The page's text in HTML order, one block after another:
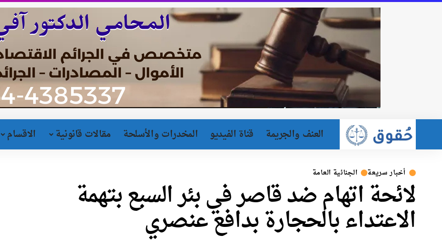
العنف والجريمة قناة الفيديو المخدرات والأسلحة مقالات قانونية الاقسام
أخبار سريعة الجنائية العامة
لائحة اتهام ضد قاصر في بئر السبع بتهمة
الاعتداء بالحجارة بدافع عنصري